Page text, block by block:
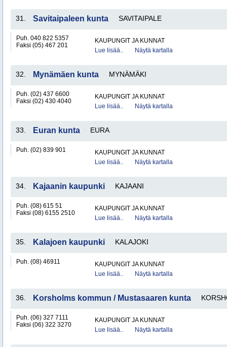
31. Savitaipaleen kunta SAVITAIPALE
Puh. 040 822 5357
Faksi (05) 467 201
KAUPUNGIT JA KUNNAT
Lue lisää..
Näytä kartalla
32. Mynämäen kunta MYNÄMÄKI
Puh. (02) 437 6600
Faksi (02) 430 4040
KAUPUNGIT JA KUNNAT
Lue lisää..
Näytä kartalla
33. Euran kunta EURA
Puh. (02) 839 901
KAUPUNGIT JA KUNNAT
Lue lisää..
Näytä kartalla
34. Kajaanin kaupunki KAJAANI
Puh. (08) 615 51
Faksi (08) 6155 2510
KAUPUNGIT JA KUNNAT
Lue lisää..
Näytä kartalla
35. Kalajoen kaupunki KALAJOKI
Puh. (08) 46911
KAUPUNGIT JA KUNNAT
Lue lisää..
Näytä kartalla
36. Korsholms kommun / Mustasaaren kunta
Puh. (06) 327 7111
Faksi (06) 322 3270
KAUPUNGIT JA KUNNAT
Lue lisää..
Näytä kartalla